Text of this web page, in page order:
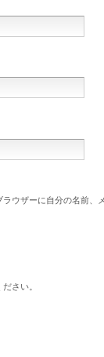
ウザーに自分の名前、
さい。